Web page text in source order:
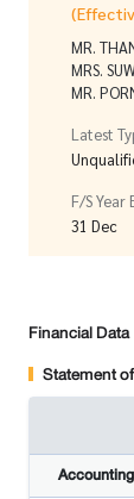
MR.
MRS.
MR.
Latest
F/S Year
31 Dec
Financial Data
Statement